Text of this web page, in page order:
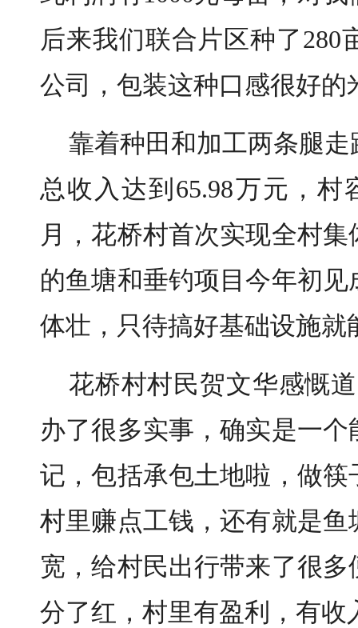
后来我们联合片区种了280
公司，包装这种口感很好的
靠着种田和加工两条腿
总收入达到65.98万元，
月，花桥村首次实现全村集
的鱼塘和垂钓项目今年初
体壮，只待搞好基础设施就
花桥村村民贺文华感慨
办了很多实事，确实是一
记，包括承包土地啦，做
村里赚点工钱，还有就是
宽，给村民出行带来了很
分了红，村里有盈利，有收